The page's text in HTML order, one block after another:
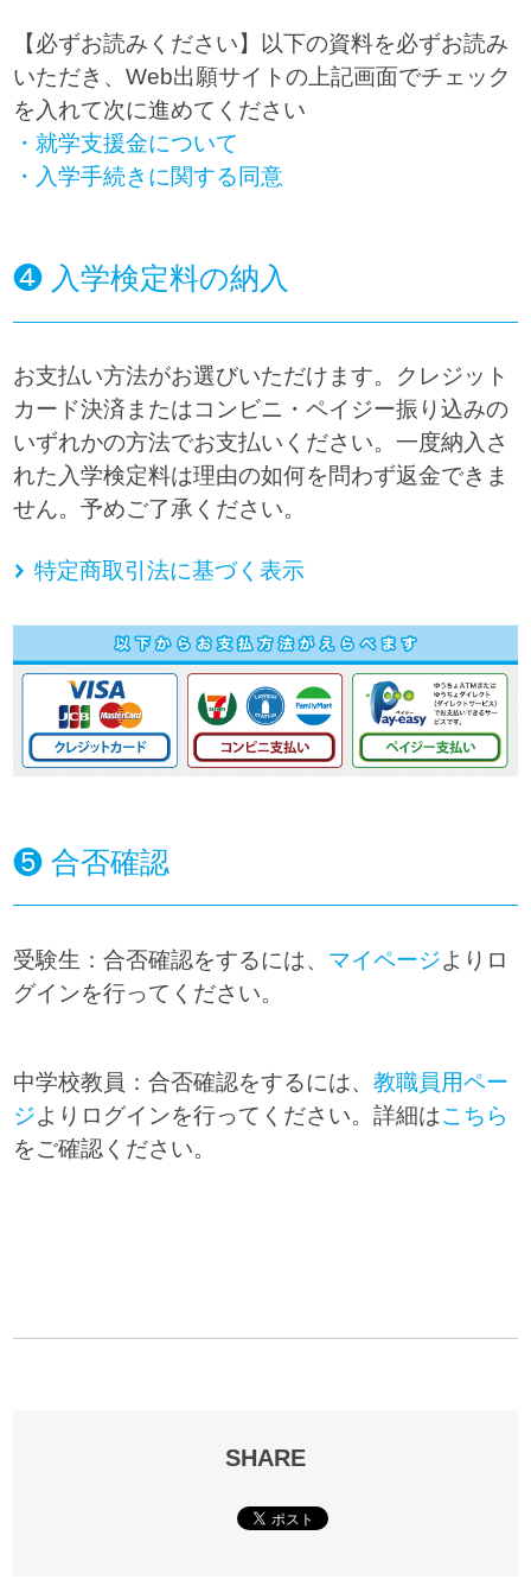
【必ずお読みください】以下の資料を必ずお読み
いただき、Web出願サイトの上記画面でチェック
を入れて次に進めてください
・就学支援金について
・入学手続きに関する同意
❹ 入学検定料の納入
お支払い方法がお選びいただけます。クレジット
カード決済またはコンビニ・ペイジー振り込みの
いずれかの方法でお支払いください。一度納入さ
れた入学検定料は理由の如何を問わず返金できま
せん。予めご了承ください。
特定商取引法に基づく表示
❺ 合否確認
受験生：合否確認をするには、 マイページよりロ
グインを行ってください。
中学校教員：合否確認をするには、 教職員用ペー
ジよりログインを行ってください。詳細はこちら
をご確認ください。
SHARE